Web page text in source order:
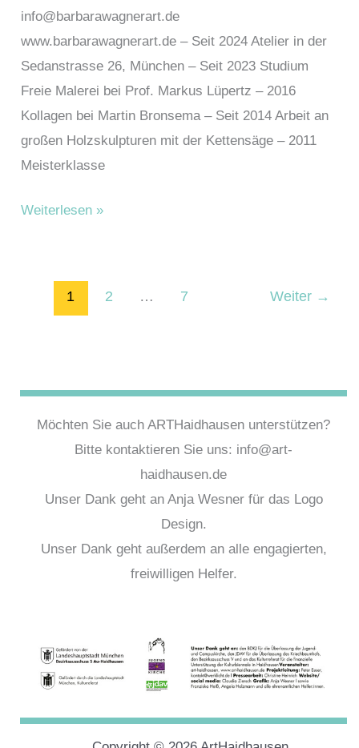
info@barbarawagnerart.de
www.barbarawagnerart.de – Seit 2024 Atelier in der
Sedanstrasse 26, München – Seit 2023 Studium
Freie Malerei bei Prof. Markus Lüpertz – 2016
Kollagen bei Martin Bronsema – Seit 2014 Arbeit an
großen Holzskulpturen mit der Kettensäge – 2011
Meisterklasse
Wagner,
Weiterlesen »
1 2 … 7 Weiter →
Möchten Sie auch ARTHaidhausen unterstützen?
Bitte kontaktieren Sie uns: info@art-
haidhausen.de
Unser Dank geht an Anja Wesner für das Logo
Design.
Unser Dank geht außerdem an alle engagierten,
freiwilligen Helfer.